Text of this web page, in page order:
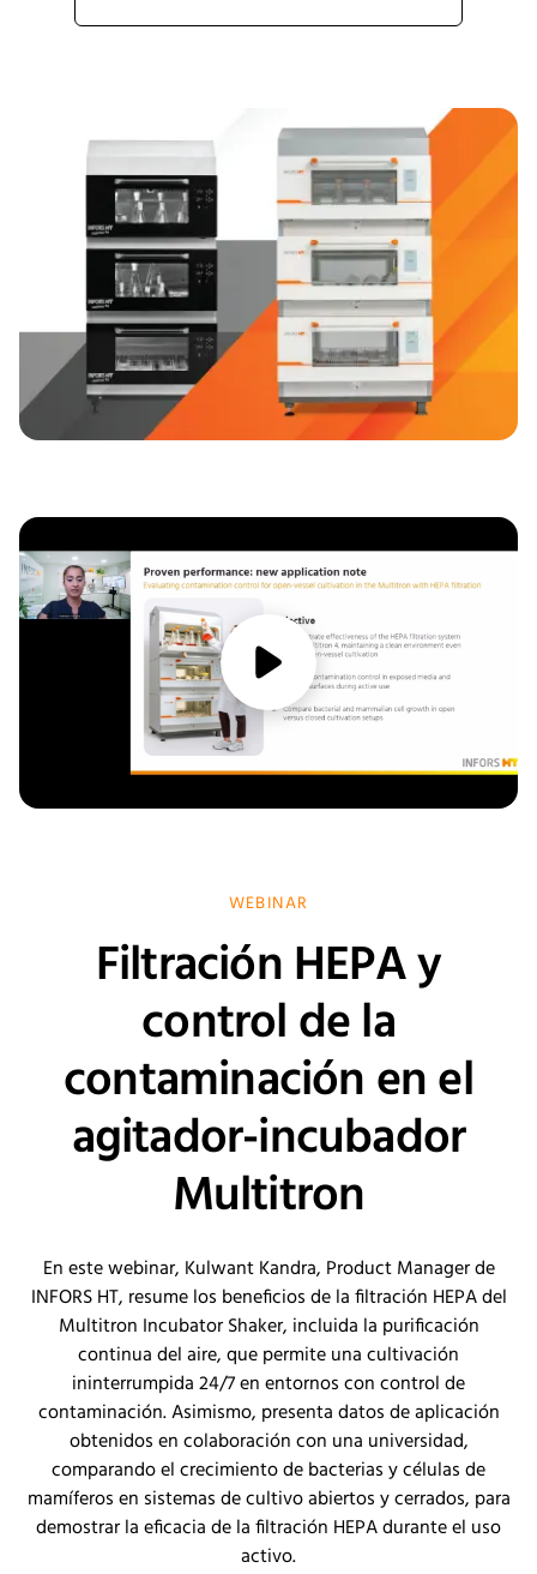
media/play
WEBINAR
Filtración HEPA y
control de la
contaminación en el
agitador-incubador
Multitron
En este webinar, Kulwant Kandra, Product Manager de
INFORS HT, resume los beneficios de la filtración HEPA del
Multitron Incubator Shaker, incluida la purificación
continua del aire, que permite una cultivación
ininterrumpida 24/7 en entornos con control de
contaminación. Asimismo, presenta datos de aplicación
obtenidos en colaboración con una universidad,
comparando el crecimiento de bacterias y células de
mamíferos en sistemas de cultivo abiertos y cerrados, para
demostrar la eficacia de la filtración HEPA durante el uso
activo.